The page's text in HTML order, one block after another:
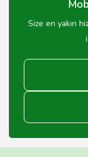
Size en yakın